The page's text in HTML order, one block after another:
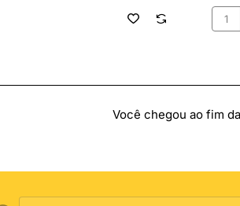
Pinça
Você chegou ao fim
Enter